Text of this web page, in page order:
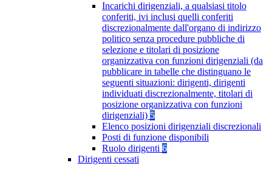
Incarichi dirigenziali, a qualsiasi titolo
conferiti, ivi inclusi quelli conferiti
discrezionalmente dall'organo di indirizzo
politico senza procedure pubbliche di
selezione e titolari di posizione
organizzativa con funzioni dirigenziali (da
pubblicare in tabelle che distinguano le
seguenti situazioni: dirigenti, dirigenti
individuati discrezionalmente, titolari di
posizione organizzativa con funzioni
dirigenziali) 5
Elenco posizioni dirigenziali discrezionali
Posti di funzione disponibili
Ruolo dirigenti 6
Dirigenti cessati